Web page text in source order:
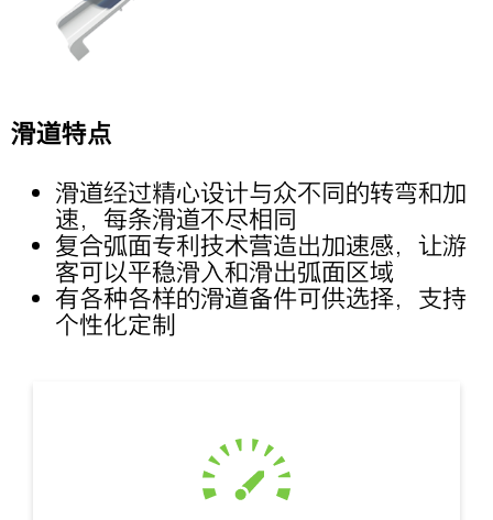
滑道特点
滑道经过精心设计与众不同的转弯和加
速，每条滑道不尽相同
复合弧面专利技术营造出加速感，让游
客可以平稳滑入和滑出弧面区域
有各种各样的滑道备件可供选择，支持
个性化定制